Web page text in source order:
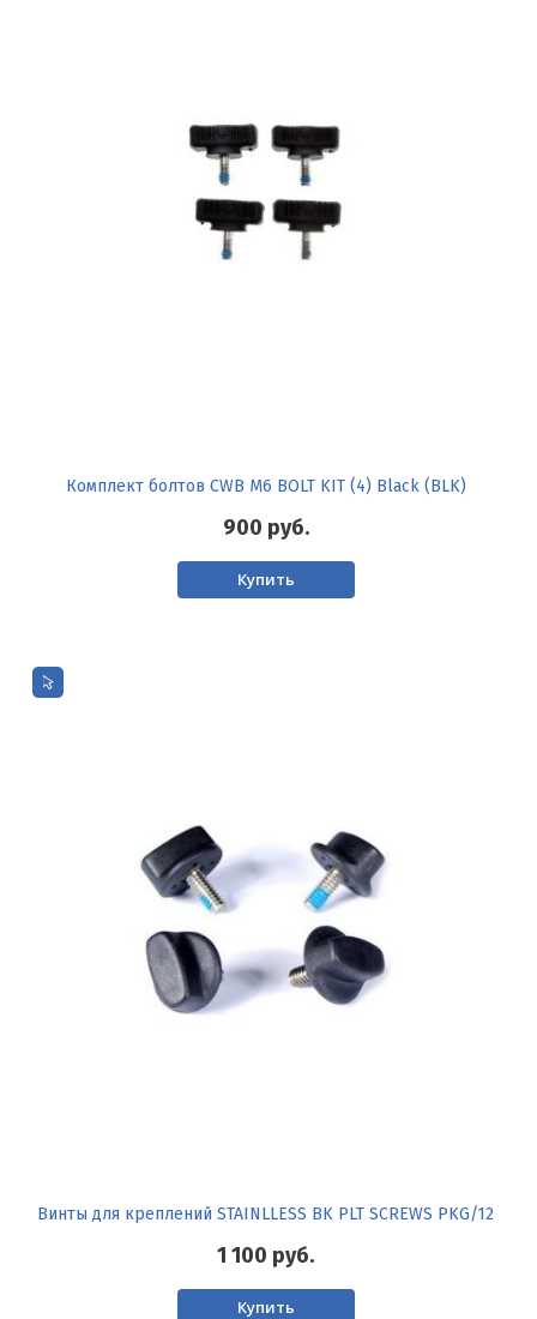
Комплект болтов CWB M6 BOLT KIT (4) Black (BLK)
900 руб.
Купить
Винты для креплений STAINLLESS BK PLT SCREWS PKG/12
1 100 руб.
Купить